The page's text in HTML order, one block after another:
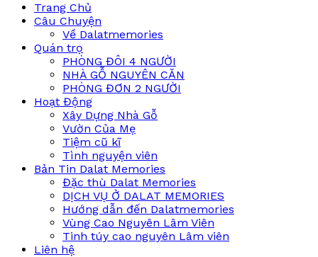
Trang Chủ
Câu Chuyện
Về Dalatmemories
Quán trọ
PHÒNG ĐÔI 4 NGƯỜI
NHÀ GỖ NGUYÊN CĂN
PHÒNG ĐƠN 2 NGƯỜI
Hoạt Động
Xây Dựng Nhà Gỗ
Vườn Của Mẹ
Tiệm cũ kĩ
Tình nguyện viên
Bản Tin Dalat Memories
Đặc thù Dalat Memories
DỊCH VỤ Ở DALAT MEMORIES
Hướng dẫn đến Dalatmemories
Vùng Cao Nguyên Lâm Viên
Tinh túy cao nguyên Lâm viên
Liên hệ